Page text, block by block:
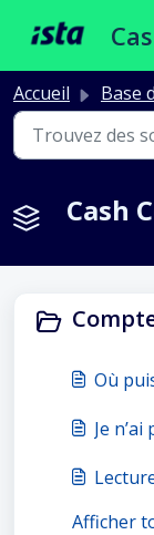
Accueil Base de
Cash
Où
Je
Afficher